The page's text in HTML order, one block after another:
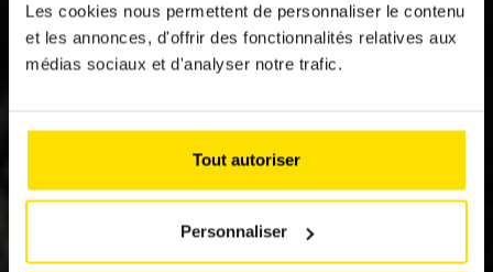
Les cookies nous permettent de personnaliser le contenu
et les annonces, d'offrir des fonctionnalités relatives aux
médias sociaux et d'analyser notre trafic.
Tout autoriser
Personnaliser
COLLISIONS AVEC
LE GIBIER : UN
RISQUE SOUS-
ESTIMÉ